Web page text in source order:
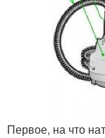
Первое, на что